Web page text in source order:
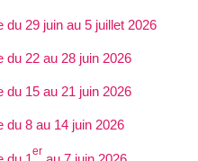
29 juin au 5 juillet 2026
du 22 au 28 juin 2026
du 15 au 21 juin 2026
du 8 au 14 juin 2026
er